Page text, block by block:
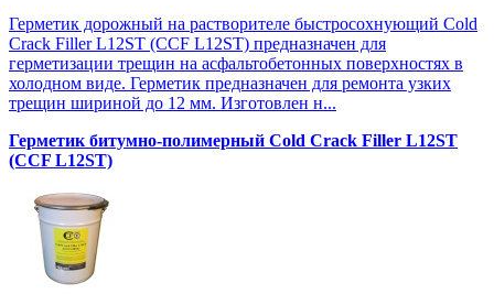
Герметик дорожный на растворителе быстросохнующий Cold
Crack Filler L12SТ (CCF L12SТ) предназначен для
герметизации трещин на асфальтобетонных поверхностях в
холодном виде. Герметик предназначен для ремонта узких
трещин шириной до 12 мм. Изготовлен н...
Герметик битумно-полимерный Cold Crack Filler L12SТ
(CCF L12SТ)